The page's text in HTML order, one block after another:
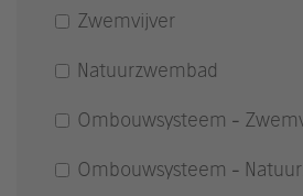
Zwemvijver
Natuurzwembad
Ombouwsysteem -
Ombouwsysteem -